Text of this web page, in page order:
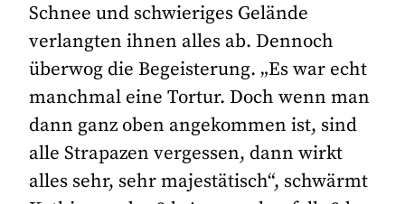
Schnee und schwieriges Gelände
verlangten ihnen alles ab. Dennoch
überwog die Begeisterung. „Es war echt
manchmal eine Tortur. Doch wenn man
dann ganz oben angekommen ist, sind
alle Strapazen vergessen, dann wirkt
alles sehr, sehr majestätisch“, schwärmt